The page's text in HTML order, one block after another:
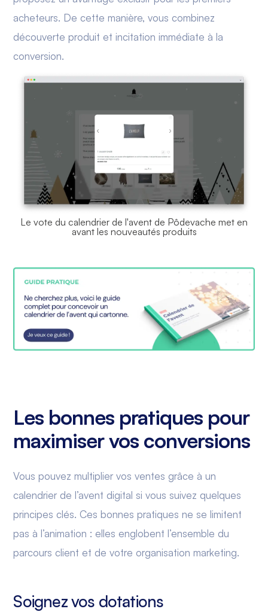
acheteurs. De cette manière, vous combinez
découverte produit et incitation immédiate à la
conversion.
Le vote du calendrier de l'avent de Pôdevache met en
avant les nouveautés produits
Les bonnes pratiques pour
maximiser vos conversions
Vous pouvez multiplier vos ventes grâce à un
calendrier de l’avent digital si vous suivez quelques
principes clés. Ces bonnes pratiques ne se limitent
pas à l’animation : elles englobent l’ensemble du
parcours client et de votre organisation marketing.
Soignez vos dotations